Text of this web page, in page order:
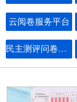
云阅卷服务平台
民主测评问卷系统